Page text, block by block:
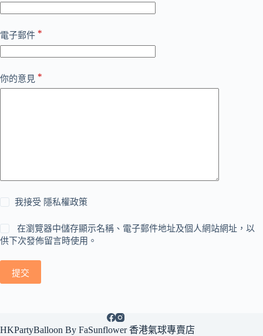
電子郵件 *
你的意見 *
我接受 隱私權政策
在瀏覽器中儲存顯示名稱、電子郵件地址及個人網站網址，以
供下次發佈留言時使用。
提交
HKPartyBalloon By FaSunflower 香港氣球專賣店